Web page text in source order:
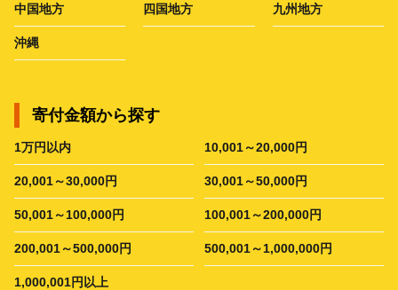
中国地方 四国地方 九州地方
沖縄
寄付金額から探す
1万円以内 10,001～20,000円
20,001～30,000円 30,001～50,000円
50,001～100,000円 100,001～200,000円
200,001～500,000円 500,001～1,000,000円
1,000,001円以上